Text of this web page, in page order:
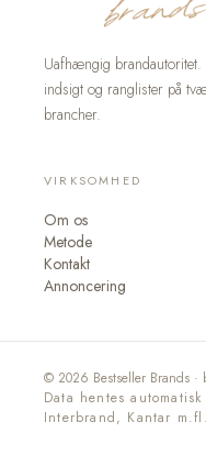
Uafhængig brandautoritet.
indsigt og ranglister på
brancher.
VIRKSOMHED
Om os
Metode
Kontakt
Annoncering
© 2026 Bestseller Brands ·
Data hentes
Interbrand, Kantar